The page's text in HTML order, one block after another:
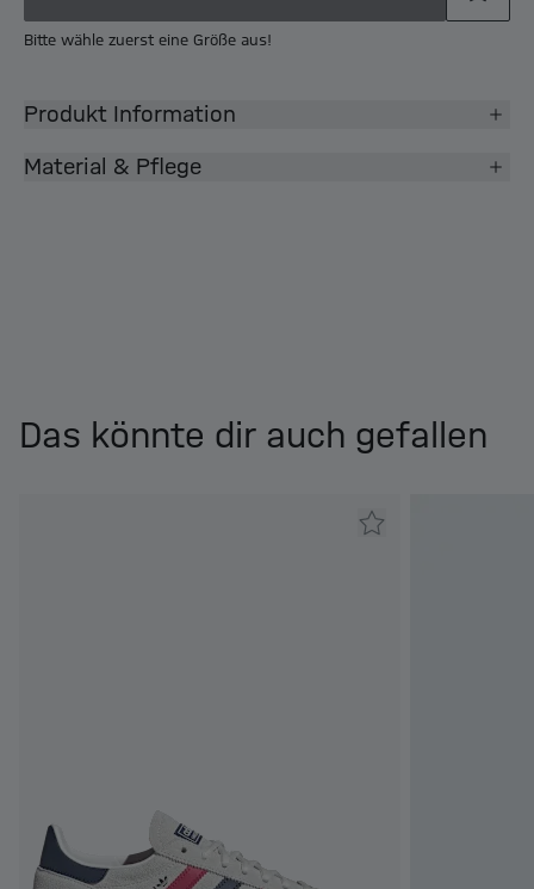
Bitte wähle zuerst eine Größe aus!
Produkt Information
Material & Pflege
Das könnte dir auch gefallen